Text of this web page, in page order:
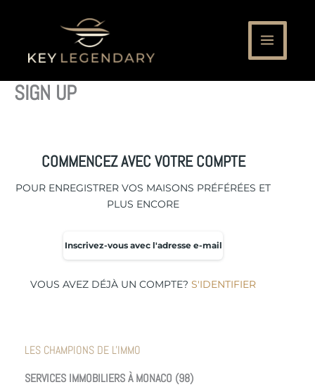
SIGN UP
COMMENCEZ AVEC VOTRE COMPTE
POUR ENREGISTRER VOS MAISONS PRÉFÉRÉES ET
PLUS ENCORE
Inscrivez-vous avec l'adresse e-mail
VOUS AVEZ DÉJÀ UN COMPTE?S'IDENTIFIER
LES CHAMPIONS DE L'IMMO
SERVICES IMMOBILIERS À MONACO (98)